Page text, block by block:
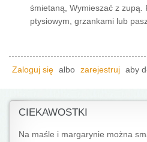
śmietaną, Wymieszać z zupą.
ptysiowym, grzankami lub
Zaloguj się albo zarejestruj aby
CIEKAWOSTKI
Na maśle i margarynie można